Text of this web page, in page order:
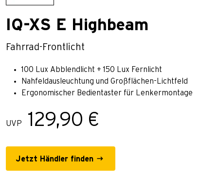
IQ-XS E Highbeam
Fahrrad-Frontlicht
100 Lux Abblendlicht + 150 Lux Fernlicht
Nahfeldausleuchtung und Großflächen-Lichtfeld
Ergonomischer Bedientaster für Lenkermontage
UVP 129,90 €
Jetzt Händler finden